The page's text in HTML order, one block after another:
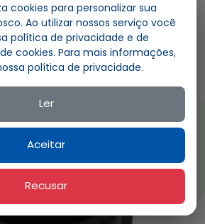
2064 / A667 326 01 81
cookies para personalizar sua
Ao utilizar nossos serviço você
política de privacidade e de
cookies. Para mais informações,
política de privacidade.
Ler
Aceitar
Recusar